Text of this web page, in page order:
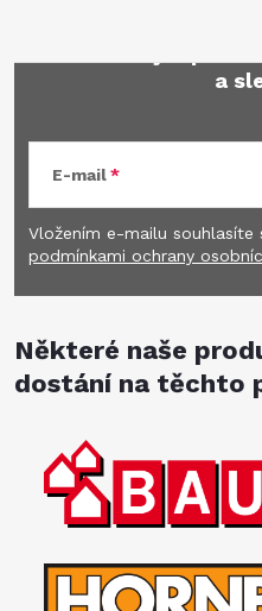
a
E-mail
Vložením e-mailu souhlasíte
podmínkami ochrany
Některé naše
dostání na těchto